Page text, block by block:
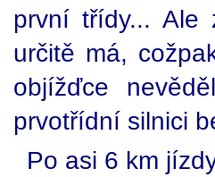
první třídy... Ale
určitě má,
objížďce
prvotřídní silnici
Po asi 6 km